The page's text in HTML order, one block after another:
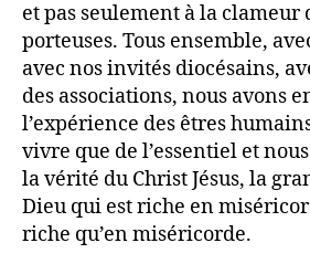
et pas seulement à la clameur
porteuses. Tous ensemble,
avec nos invités diocésains,
des associations, nous avons
l’expérience des êtres
vivre que de l’essentiel et
la vérité du Christ Jésus, la
Dieu qui est riche en
riche qu’en miséricorde.